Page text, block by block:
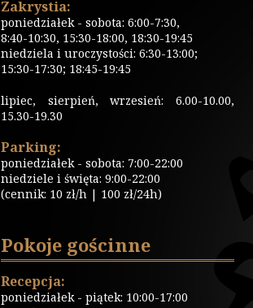
Zakrystia:
poniedziałek - sobota: 6:00-7:30,
8:40-10:30, 15:30-18:00, 18:30-19:45
niedziela i uroczystości: 6:30-13:00;
15:30-17:30; 18:45-19:45
lipiec, sierpień, wrzesień: 6.00-10.00,
15.30-19.30
Parking:
poniedziałek - sobota: 7:00-22:00
niedziele i święta: 9:00-22:00
(cennik: 10 zł/h | 100 zł/24h)
Pokoje gościnne
Recepcja:
poniedziałek - piątek: 10:00-17:00